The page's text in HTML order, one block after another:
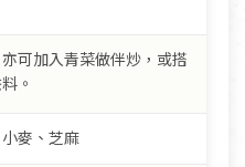
可加入青菜做伴炒，或搭
。
麥、芝麻